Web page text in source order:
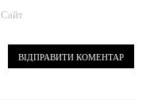
Сайт